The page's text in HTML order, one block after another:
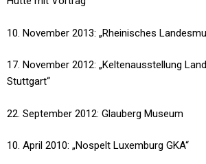
10. November 2013: „Rheinisches
17. November 2012: „Keltenausstellung
Stuttgart“
22. September 2012: Glauberg Museum
10. April 2010: „Nospelt Luxemburg GKA“